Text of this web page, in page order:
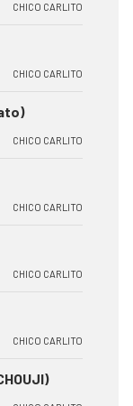
CHICO CARLITO
CHICO CARLITO
CHICO CARLITO
CHICO CARLITO
CHICO CARLITO
CHICO CARLITO